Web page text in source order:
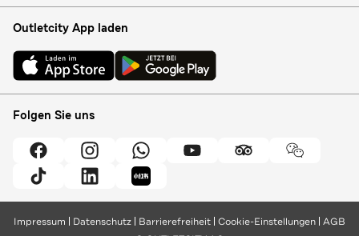
Outletcity App laden
Folgen Sie uns
Impressum Datenschutz Barrierefreiheit Cookie-Einstellungen AGB